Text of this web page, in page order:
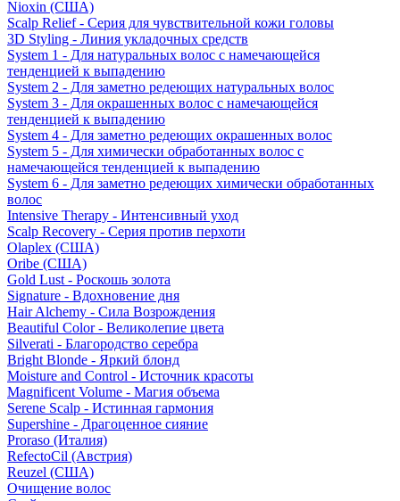
Nioxin (США)
Scalp Relief - Серия для чувствительной кожи головы
3D Styling - Линия укладочных средств
System 1 - Для натуральных волос с намечающейся
тенденцией к выпадению
System 2 - Для заметно редеющих натуральных волос
System 3 - Для окрашенных волос с намечающейся
тенденцией к выпадению
System 4 - Для заметно редеющих окрашенных волос
System 5 - Для химически обработанных волос с
намечающейся тенденцией к выпадению
System 6 - Для заметно редеющих химически обработанных
волос
Intensive Therapy - Интенсивный уход
Scalp Recovery - Серия против перхоти
Olaplex (США)
Oribe (США)
Gold Lust - Роскошь золота
Signature - Вдохновение дня
Hair Alchemy - Сила Возрождения
Beautiful Color - Великолепие цвета
Silverati - Благородство серебра
Bright Blonde - Яркий блонд
Moisture and Control - Источник красоты
Magnificent Volume - Магия объема
Serene Scalp - Истинная гармония
Supershine - Драгоценное сияние
Proraso (Италия)
RefectoCil (Австрия)
Reuzel (США)
Очищение волос